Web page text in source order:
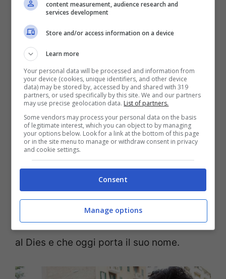
l’arrivo ai Quartieri Spagnoli di fronte al
famoso murales che rappresenta proprio
Diego.
Diego Maradona, la statua
e cosa ha rappresentato
per Napoli
Festeggiamenti infiniti per il capoluogo
partenopeo in omaggio a Diego Armando
Maradona.
fatto di tutto per cambiare nome a quello
che è ormai l’ex San Paolo dedicato proprio
al Dies e che oggi porta il suo nome.
content measurement, audience research and
services development
Store and/or access information on a device
Learn more
Your personal data will be processed and information from
your device (cookies, unique identifiers, and other device
data) may be stored by, accessed by and shared with 319
partners, or used specifically by this site. We and our partners
may use precise geolocation data. List of partners.
Some vendors may process your personal data on the basis
of legitimate interest, which you can object to by managing
your options below. Look for a link at the bottom of this page
or in the site menu to manage or withdraw consent in privacy
and cookie settings.
Consent
Manage options